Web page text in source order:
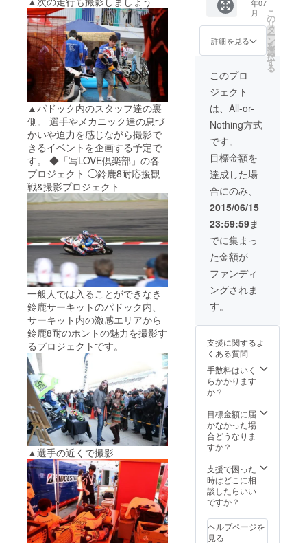
▲パドック内のスタッフ達の裏
側。 選手やメカニック達の息づ
かいや迫力を感じながら撮影で
きるイベントを企画する予定で
す。 ◆「写LOVE倶楽部」の各
プロジェクト ◯鈴鹿8耐応援観
戦&撮影プロジェクト
一般人では入ることができなき
鈴鹿サーキットのパドック内、
サーキット内の激感エリアから
鈴鹿8耐のホントの魅力を撮影す
るプロジェクトです。
▲選手の近くで撮影
ブー
ス・同
じ食事
付) ・
前夜祭
ナイト
ピット
ウォー
ク ・
Motorra
d#39
グッズ
交通や
宿泊、
駐車場
につい
ては各
自で手
配をお
願いし
ま
す。）
リジナ
ル会員
証&ス
テッ
カー ・
ピット
ウォー
ク、パ
ドック
パス(撮
影可能)
・ホス
ブース
(Motorr
ad#39
のピッ
トク
ルー等
と同じ
ブー
ス・同
じ食事
付) ・前
夜祭ナ
イト
ク ・2
ホスピ
タリ
ティー
ブース
内にて
付
＆
Motorra
d#39
（会場
までの
交通や
宿泊、
につい
ては各
年07
月
詳細を見る
こ
の
リ
タ
ー
ン
を
選
択
す
る
このプロ
ジェクト
は、All-or-
Nothing方式
です。
目標金額を
達成した場
合にのみ、
2015/06/15
23:59:59ま
でに集まっ
た金額が
ファンディ
ングされま
す。
支援に関するよ
くある質問
手数料はいく
らかかります
か？
目標金額に届
かなかった場
合どうなりま
すか？
支援で困った
時はどこに相
談したらいい
ですか？
ヘルプページを
見る